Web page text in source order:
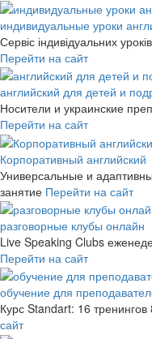
индивидуальные уроки
Сервіс індивідуальних
Перейти на сайт
английский для детей и
Носители и украинские
Перейти на сайт
Корпоративный английский
Универсальные и
занятие Перейти на сайт
разговорные клубы онлайн
Live Speaking Clubs
Перейти на сайт
обучение для
Курс Standart: 16
сайт